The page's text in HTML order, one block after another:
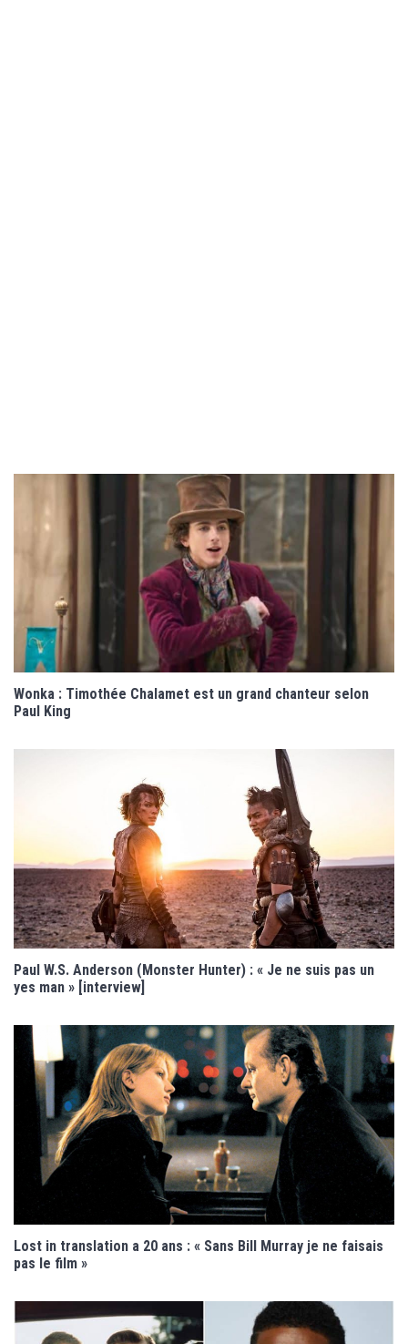
Wonka : Timothée Chalamet est un grand chanteur selon
Paul King
Paul W.S. Anderson (Monster Hunter) : « Je ne suis pas un
yes man » [interview]
Lost in translation a 20 ans : « Sans Bill Murray je ne faisais
pas le film »